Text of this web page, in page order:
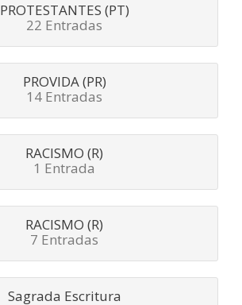
PROTESTANTES (PT)
22 Entradas
PROVIDA (PR)
14 Entradas
RACISMO (R)
1 Entrada
RACISMO (R)
7 Entradas
Sagrada Escritura